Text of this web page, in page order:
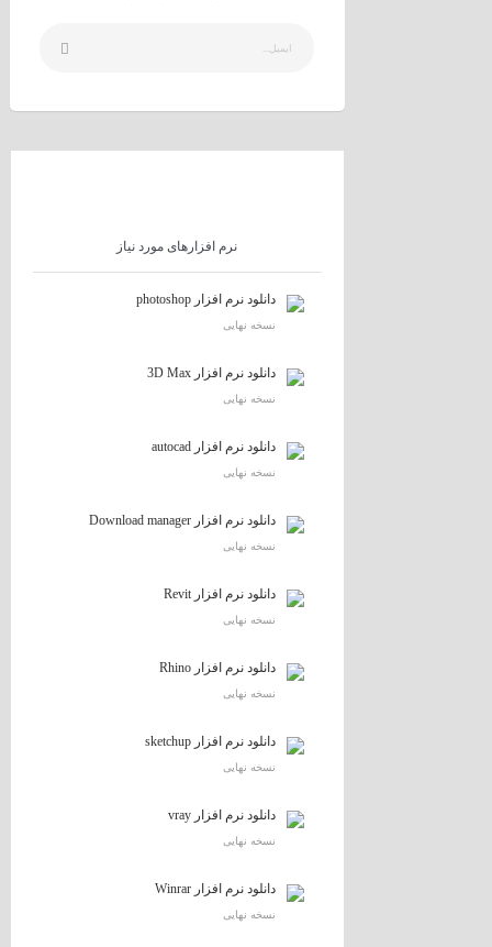
نرم افزارهای مورد نیاز
دانلود نرم افزار photoshop
نسخه نهایی
دانلود نرم افزار 3D Max
نسخه نهایی
دانلود نرم افزار autocad
نسخه نهایی
دانلود نرم افزار Download manager
نسخه نهایی
دانلود نرم افزار Revit
نسخه نهایی
دانلود نرم افزار Rhino
نسخه نهایی
دانلود نرم افزار sketchup
نسخه نهایی
دانلود نرم افزار vray
نسخه نهایی
دانلود نرم افزار Winrar
نسخه نهایی